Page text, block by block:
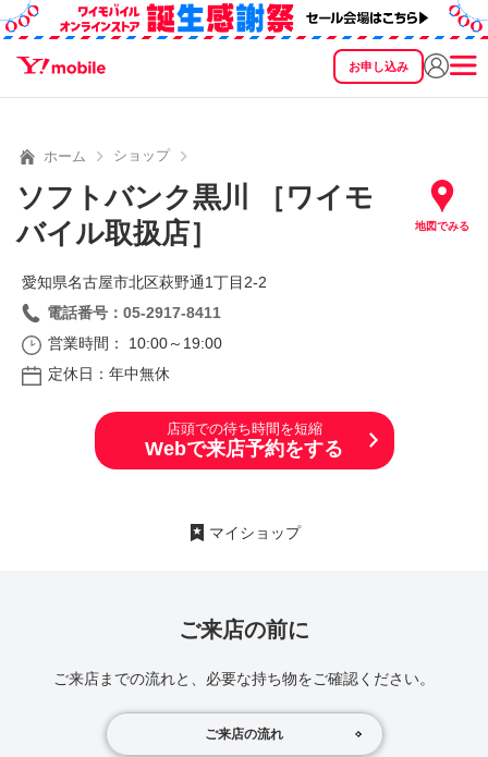
お申し込み
SEARCH
ホーム ショップ
ソフトバンク黒川 ［ワイモ
バイル取扱店］
地図でみる
愛知県名古屋市北区萩野通1丁目2‐2
電話番号：05-2917-8411
営業時間： 10:00～19:00
定休日：年中無休
店頭での待ち時間を短縮
Webで来店予約をする
マイショップ
ご来店の前に
ご来店までの流れと、必要な持ち物をご確認ください。
ご来店の流れ